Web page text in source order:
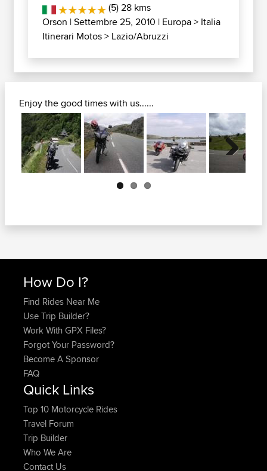
(5) 28 kms
Orson | Settembre 25, 2010 | Europa> Italia
Itinerari Motos> Lazio/Abruzzi
Enjoy the good times with us......
Next
How Do I?
Find Rides Near Me
Use Trip Builder?
Work With GPX Files?
Forgot Your Password?
Become A Sponsor
FAQ
Quick Links
Top 10 Motorcycle Rides
Travel Forum
Trip Builder
Who We Are
Contact Us